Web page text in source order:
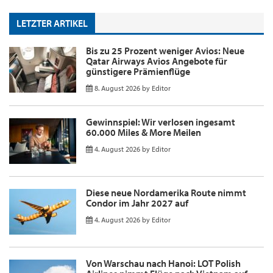
LETZTER ARTIKEL
Bis zu 25 Prozent weniger Avios: Neue
Qatar Airways Avios Angebote für
günstigere Prämienflüge
8. August 2026 by Editor
Gewinnspiel: Wir verlosen ingesamt
60.000 Miles & More Meilen
4. August 2026 by Editor
Diese neue Nordamerika Route nimmt
Condor im Jahr 2027 auf
4. August 2026 by Editor
Von Warschau nach Hanoi: LOT Polish